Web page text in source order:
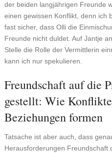
der beiden langjährigen Freunde
einen gewissen Konflikt, denn ich
fast sicher, dass Olli die
Freunde nicht duldet. Auf Jantje
Stelle die Rolle der Vermittlerin
kann ich nur spekulieren.
Freundschaft auf die
gestellt: Wie Konflikte
Beziehungen formen
Tatsache ist aber auch, dass
Herausforderungen Freundschaft